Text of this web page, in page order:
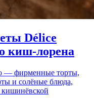
Délice
киш-лорена
— фирменные торты,
и солёные блюда,